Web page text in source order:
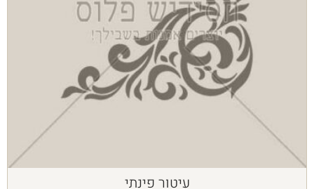
עיטור פינתי